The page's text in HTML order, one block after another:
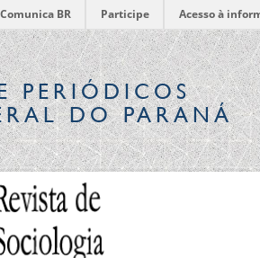
Comunica BR Participe Acesso à
PERIÓDICOS
DO PARANÁ